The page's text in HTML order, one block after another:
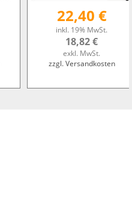
22,40 €
inkl. 19% MwSt.
18,82 €
exkl. MwSt.
zzgl. Versandkosten